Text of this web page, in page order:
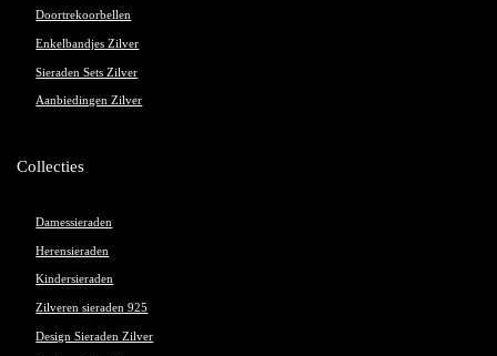
Doortrekoorbellen
Enkelbandjes Zilver
Sieraden Sets Zilver
Aanbiedingen Zilver
Collecties
Damessieraden
Herensieraden
Kindersieraden
Zilveren sieraden 925
Design Sieraden Zilver